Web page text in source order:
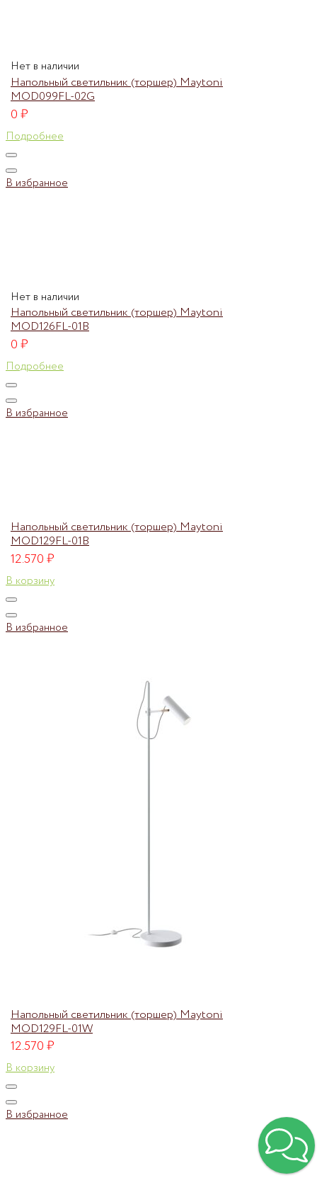
Нет в наличии
Напольный светильник (торшер) Maytoni
MOD099FL-02G
0₽
Подробнее
В избранное
Нет в наличии
Напольный светильник (торшер) Maytoni
MOD126FL-01B
0₽
Подробнее
В избранное
Напольный светильник (торшер) Maytoni
MOD129FL-01B
12.570₽
В корзину
В избранное
Напольный светильник (торшер) Maytoni
MOD129FL-01W
12.570₽
В корзину
В избранное